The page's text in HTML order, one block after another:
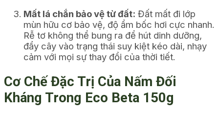
Mất lá chắn bảo vệ từ đất: Đất mất đi lớp
mùn hữu cơ bảo vệ, độ ẩm bốc hơi cực nhanh.
Rễ tơ không thể bung ra để hút dinh dưỡng,
đẩy cây vào trạng thái suy kiệt kéo dài, nhạy
cảm với mọi sự thay đổi của thời tiết.
Cơ Chế Đặc Trị Của Nấm Đối
Kháng Trong Eco Beta 150g